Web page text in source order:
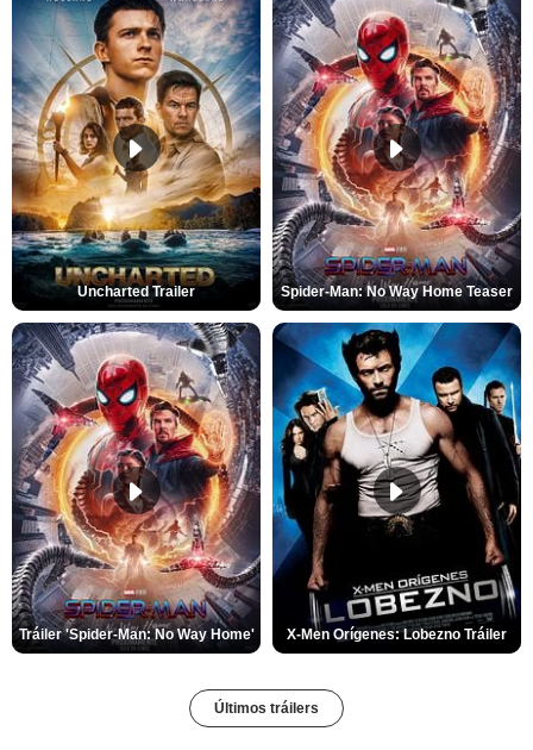
Uncharted Trailer Spider-Man: No Way Home Teaser
Tráiler 'Spider-Man: No Way Home' X-Men Orígenes: Lobezno Tráiler
Últimos tráilers